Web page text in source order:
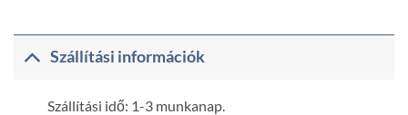
Szállítási információk
Szállítási idő: 1-3 munkanap.